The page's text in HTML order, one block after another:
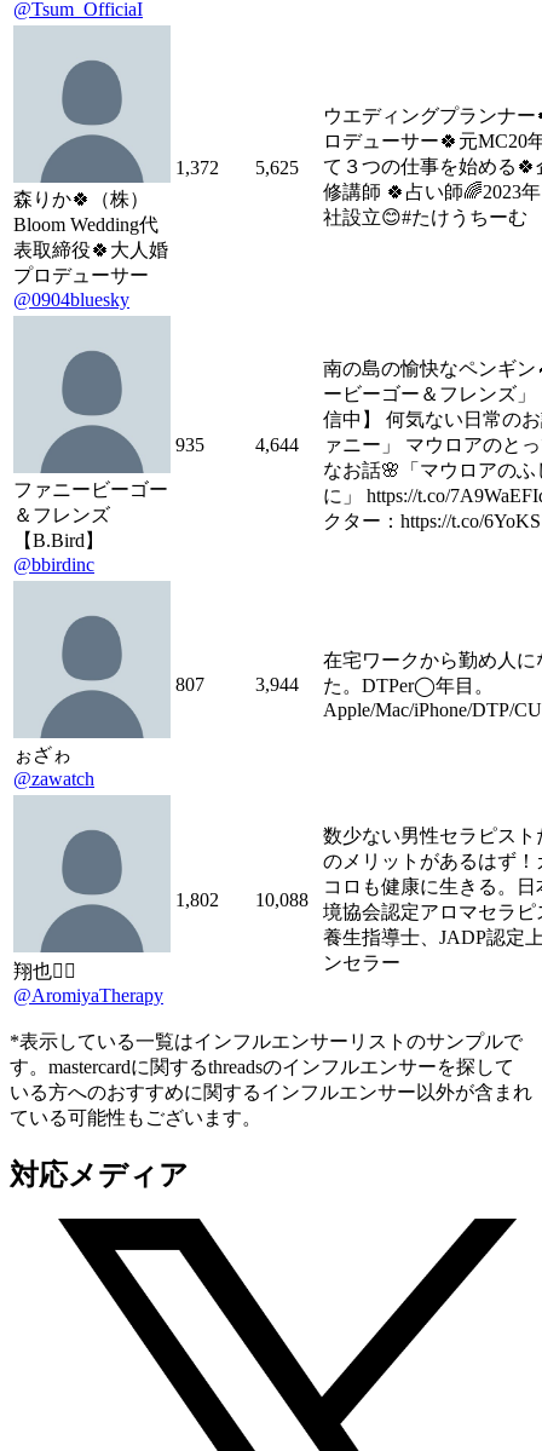
@Tsum_OfficiaI
森りか🍀（株）
Bloom Wedding代
表取締役🍀大人婚
プロデューサー
@0904bluesky
1,372 5,625
ウエディングプランナ
ロデューサー🍀元MC20
て３つの仕事を始める🍀
修講師 🍀占い師🌈2023
社設立😊#たけうちーむ
ファニービーゴー
＆フレンズ
【B.Bird】
@bbirdinc
935 4,644
南の島の愉快なペンギン
ービーゴー＆フレンズ」
信中】 何気ない日常の
ァニー」 マウロアのと
なお話🌸「マウロアのふ
に」 https://t.co/
クター：https://t.co/
ぉざゎ
@zawatch
807 3,944
在宅ワークから勤め人に
た。DTPer◯年目。
Apple/Mac/iPhone/DTP/
翔也🏳️‍🌈
@AromiyaTherapy
1,802 10,088
数少ない男性セラピスト
のメリットがあるはず！
コロも健康に生きる。
境協会認定アロマセラピ
養生指導士、JADP認定
ンセラー
*表示している一覧はインフルエンサーリストのサンプルで
す。mastercardに関するthreadsのインフルエンサーを探して
いる方へのおすすめに関するインフルエンサー以外が含まれ
ている可能性もございます。
対応メディア